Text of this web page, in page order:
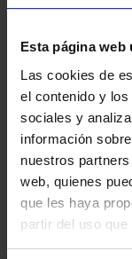
Esta página web
Las cookies de
el contenido y
sociales y
información
nuestros
web, quienes
que les haya
partir del uso